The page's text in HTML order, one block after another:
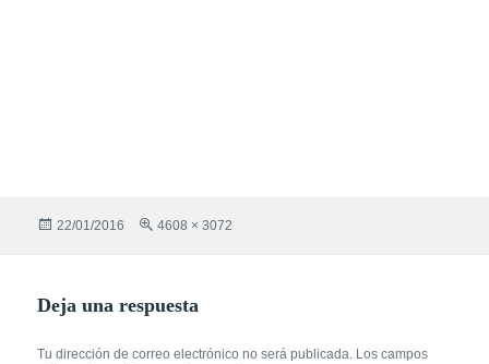
Publicado
22/01/2016
Tamaño
4608 × 3072
Deja una respuesta
Tu dirección de correo electrónico no será publicada. Los campos